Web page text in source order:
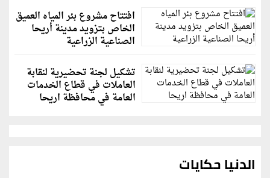
افتتاح مشروع بئر المياه العميق
الخاص بتزويد مدينة أريحا
الصناعية الزراعية
تشكيل لجنة تحضيرية لنقابة
العاملات في قطاع الخدمات
العامة في محافظة اريحا
الدنيا حكايات